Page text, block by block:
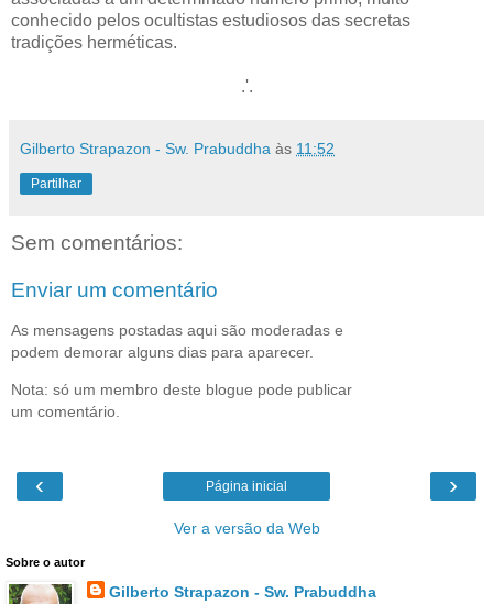
conhecido pelos ocultistas estudiosos das secretas
tradições herméticas.
.'.
Gilberto Strapazon - Sw. Prabuddha às 11:52
Partilhar
Sem comentários:
Enviar um comentário
As mensagens postadas aqui são moderadas e
podem demorar alguns dias para aparecer.
Nota: só um membro deste blogue pode publicar
um comentário.
‹ ›
Página inicial
Ver a versão da Web
Sobre o autor
Gilberto Strapazon - Sw. Prabuddha